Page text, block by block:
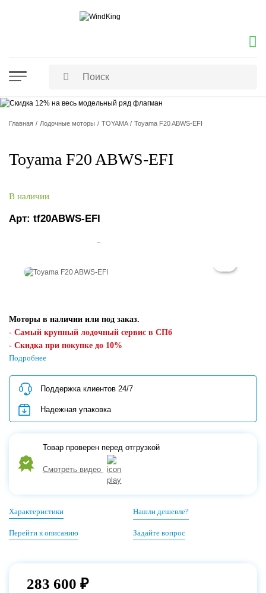
Главная Лодочные моторы TOYAMA Toyama F20 ABWS-EFI
Toyama F20 ABWS-EFI
В наличии
Арт: tf20ABWS-EFI
Моторы в наличии или под заказ.
- Самый крупный лодочный сервис в СПб
- Скидка при покупке до 10%
- Поддержка клиентов 24/7
- Надежная упаковка товара для регионов
Кредит/Рассрочка/QR-код/Картой банка
Подробнее
Поддержка клиентов 24/7
Надежная упаковка
Товар проверен перед отгрузкой
Смотреть видео
Характеристики
Перейти к описанию
Нашли дешевле?
Задайте вопрос
283 600 ₽